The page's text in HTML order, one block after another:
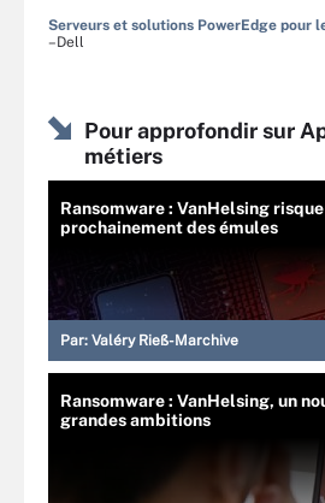
Serveurs et solutions PowerEdge pour
–Dell
Pour approfondir sur
métiers
Ransomware : VanHelsing
prochainement des émules
Par: Valéry Rieß-Marchive
Ransomware : VanHelsing, un
grandes ambitions